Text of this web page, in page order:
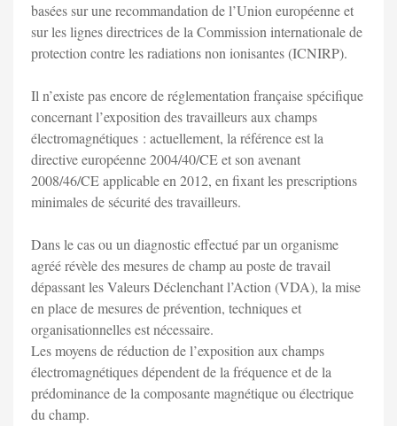
basées sur une recommandation de l’Union européenne et
sur les lignes directrices de la Commission internationale de
protection contre les radiations non ionisantes (ICNIRP).
Il n’existe pas encore de réglementation française spécifique
concernant l’exposition des travailleurs aux champs
électromagnétiques : actuellement, la référence est la
directive européenne 2004/40/CE et son avenant
2008/46/CE applicable en 2012, en fixant les prescriptions
minimales de sécurité des travailleurs.
Dans le cas ou un diagnostic effectué par un organisme
agréé révèle des mesures de champ au poste de travail
dépassant les Valeurs Déclenchant l’Action (VDA), la mise
en place de mesures de prévention, techniques et
organisationnelles est nécessaire.
Les moyens de réduction de l’exposition aux champs
électromagnétiques dépendent de la fréquence et de la
prédominance de la composante magnétique ou électrique
du champ.